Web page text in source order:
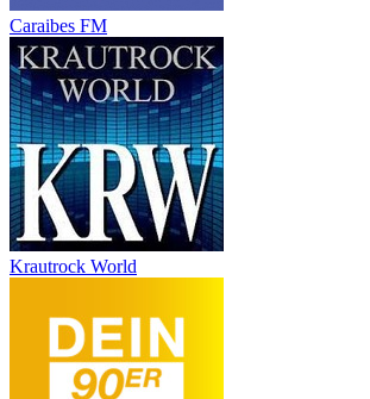
Caraibes FM
Krautrock World